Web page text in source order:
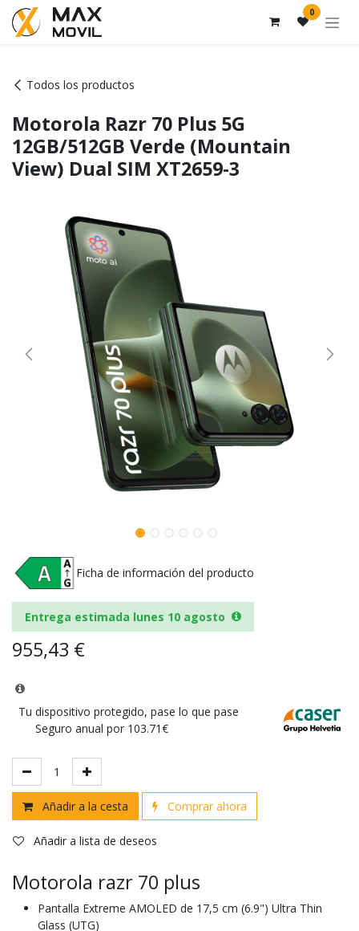
Ir al contenido 0
Todos los productos
Motorola Razr 70 Plus 5G
12GB/512GB Verde (Mountain
View) Dual SIM XT2659-3
Ficha de información del producto
Entrega estimada lunes 10 agosto
955,43 €
Tu dispositivo protegido, pase lo que pase
Seguro anual por 103.71€
Añadir a la cesta Comprar ahora
Añadir a lista de deseos
Motorola razr 70 plus
Pantalla Extreme AMOLED de 17,5 cm (6.9") Ultra Thin
Glass (UTG)